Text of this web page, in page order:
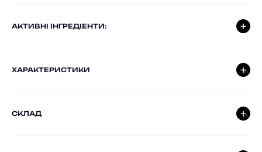
AКТИВНІ ІНГРЕДІЕНТИ:
ХАРАКТЕРИСТИКИ
СКЛАД